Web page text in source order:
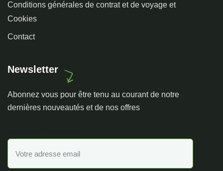
Conditions générales de contrat et de voyage et
Cookies
Contact
Newsletter
Abonnez vous pour être tenu au courant de notre
dernières nouveautés et de nos offres